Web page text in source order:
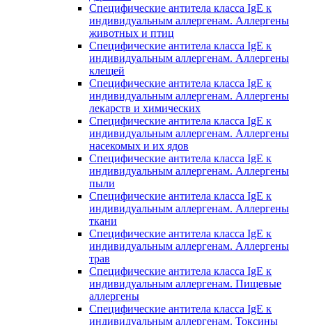
Специфические антитела класса IgE к
индивидуальным аллергенам. Аллергены
животных и птиц
Специфические антитела класса IgE к
индивидуальным аллергенам. Аллергены
клещей
Специфические антитела класса IgE к
индивидуальным аллергенам. Аллергены
лекарств и химических
Специфические антитела класса IgE к
индивидуальным аллергенам. Аллергены
насекомых и их ядов
Специфические антитела класса IgE к
индивидуальным аллергенам. Аллергены
пыли
Специфические антитела класса IgE к
индивидуальным аллергенам. Аллергены
ткани
Специфические антитела класса IgE к
индивидуальным аллергенам. Аллергены
трав
Специфические антитела класса IgE к
индивидуальным аллергенам. Пищевые
аллергены
Специфические антитела класса IgE к
индивидуальным аллергенам. Токсины